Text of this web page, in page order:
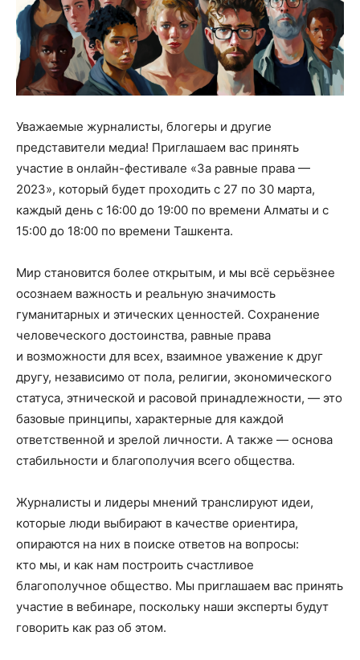
Уважаемые журналисты, блогеры и другие
представители медиа! Приглашаем вас принять
участие в онлайн-фестивале «За равные права —
2023», который будет проходить с 27 по 30 марта,
каждый день с 16:00 до 19:00 по времени Алматы и с
15:00 до 18:00 по времени Ташкента.
Мир становится более открытым, и мы всё серьёзнее
осознаем важность и реальную значимость
гуманитарных и этических ценностей. Сохранение
человеческого достоинства, равные права
и возможности для всех, взаимное уважение к друг
другу, независимо от пола, религии, экономического
статуса, этнической и расовой принадлежности, — это
базовые принципы, характерные для каждой
ответственной и зрелой личности. А также — основа
стабильности и благополучия всего общества.
Журналисты и лидеры мнений транслируют идеи,
которые люди выбирают в качестве ориентира,
опираются на них в поиске ответов на вопросы:
кто мы, и как нам построить счастливое
благополучное общество. Мы приглашаем вас принять
участие в вебинаре, поскольку наши эксперты будут
говорить как раз об этом.